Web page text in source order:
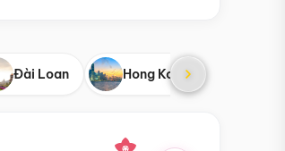
Đài Loan Hong Kong